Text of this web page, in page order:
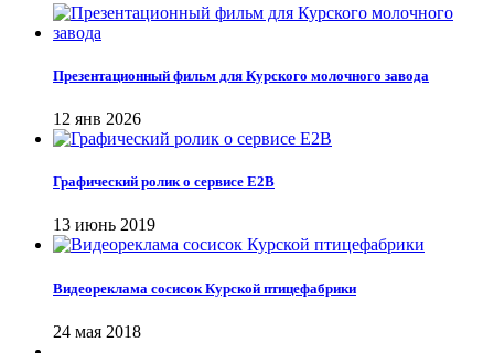
Презентационный фильм для Курского молочного завода
12 янв 2026
Графический ролик о сервисе Е2В
13 июнь 2019
Видеореклама сосисок Курской птицефабрики
24 мая 2018